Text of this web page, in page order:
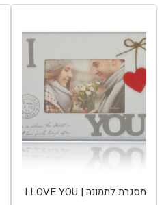
מסגרת לתמונה | I LOVE YOU